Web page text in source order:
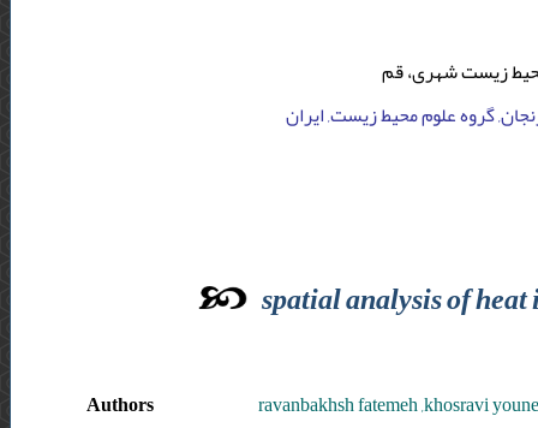
زیست شهری، قم
گروه علوم محیط زیست, ایران
spatial analysis of
Authors
ravanbakhsh fatemeh ,khosravi